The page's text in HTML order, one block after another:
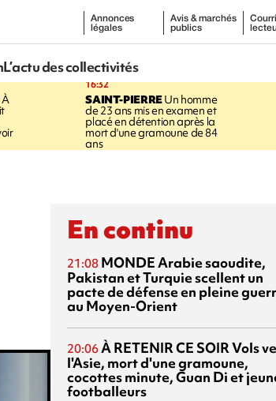
Annonces
légales
Avis & marchés
publics
L’actu des collectivités
À
16:32
SAINT-PIERREUn homme
de 23 ans mis en examen et
placé en détention après la
mort d'une gramoune de 84
ans
En continu
21:08 MONDEArabie saoudite,
Pakistan et Turquie scellent un
pacte de défense en pleine
au Moyen-Orient
20:06À RETENIR CE SOIRVols
l'Asie, mort d'une gramoune,
cocottes minute, Guan Di et
footballeurs